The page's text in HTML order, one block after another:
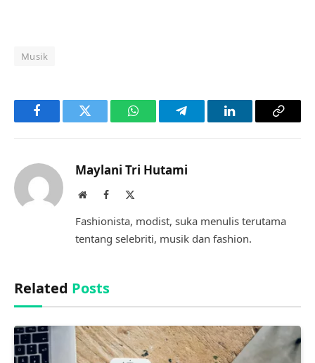
Musik
FacebookTwitter WhatsAppTelegramLinkedInCopy
Maylani Tri Hutami
WebsiteFacebook
Fashionista, modist, suka menulis terutama
tentang selebriti, musik dan fashion.
Related Posts